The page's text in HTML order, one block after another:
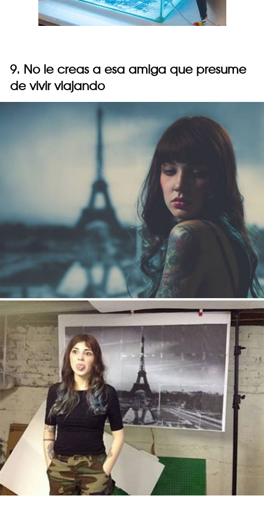
9. No le creas a esa amiga que presume
de vivir viajando